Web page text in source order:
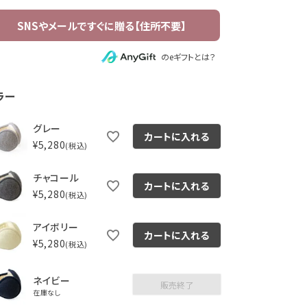
のeギフトとは？
ー
グレー
¥5,280 税込
カートに入れる
チャコール
¥5,280 税込
カートに入れる
アイボリー
¥5,280 税込
カートに入れる
ネイビー
在庫なし
販売終了